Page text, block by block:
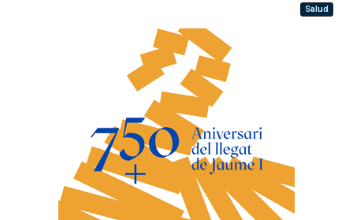
Salud